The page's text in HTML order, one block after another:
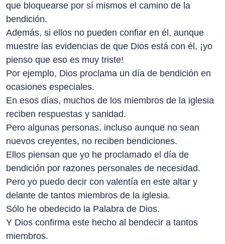
que bloquearse por sí mismos el camino de la
bendición.
Además, si ellos no pueden confiar en él, aunque
muestre las evidencias de que Dios está con él, ¡yo
pienso que eso es muy triste!
Por ejemplo, Dios proclama un día de bendición en
ocasiones especiales.
En esos días, muchos de los miembros de la iglesia
reciben respuestas y sanidad.
Pero algunas personas, incluso aunque no sean
nuevos creyentes, no reciben bendiciones.
Ellos piensan que yo he proclamado el día de
bendición por razones personales de necesidad.
Pero yo puedo decir con valentía en este altar y
delante de tantos miembros de la iglesia.
Sólo he obedecido la Palabra de Dios.
Y Dios confirma este hecho al bendecir a tantos
miembros.